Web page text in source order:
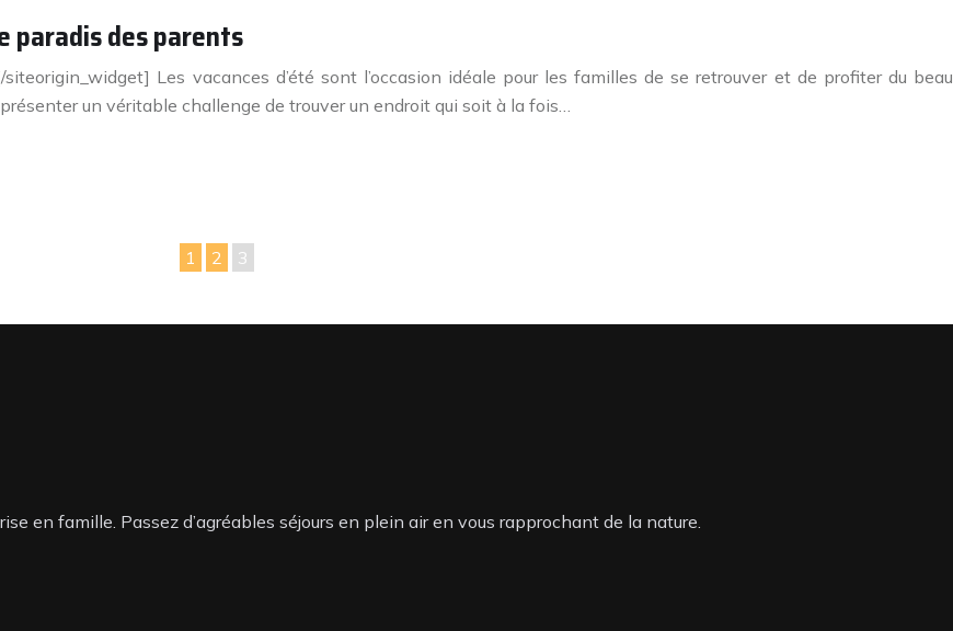
paradis des parents
Les vacances d’été sont l’occasion idéale pour les familles de se retrouver et de profiter du beau
un véritable challenge de trouver un endroit qui soit à la fois…
1 2 3
en famille. Passez d’agréables séjours en plein air en vous rapprochant de la nature.